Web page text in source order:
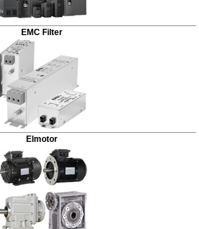
EMC Filter
Elmotor